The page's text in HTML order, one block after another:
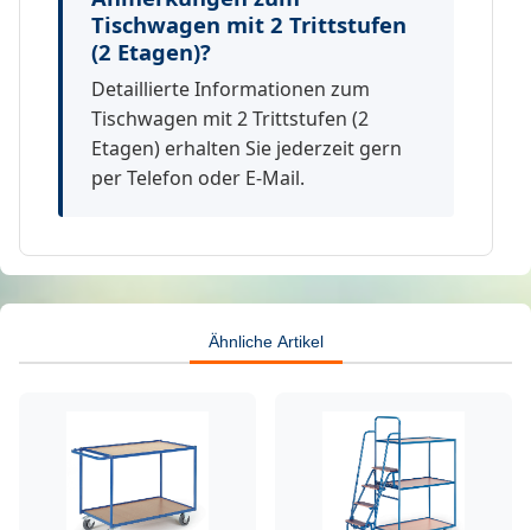
Tischwagen mit 2 Trittstufen
(2 Etagen)?
Detaillierte Informationen zum
Tischwagen mit 2 Trittstufen (2
Etagen) erhalten Sie jederzeit gern
per Telefon oder E-Mail.
Ähnliche Artikel